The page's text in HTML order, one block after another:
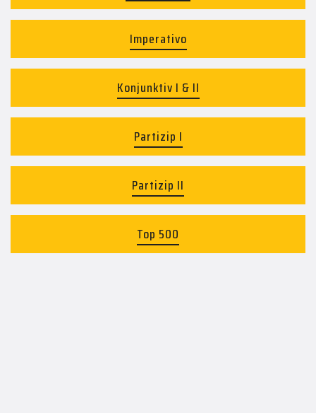
Imperativo
Konjunktiv I & II
Partizip I
Partizip II
Top 500